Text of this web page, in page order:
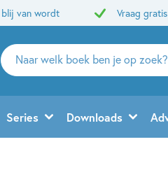
van wordt Vraag
Zoeken
naar
en
uitgevers
Series Downloads